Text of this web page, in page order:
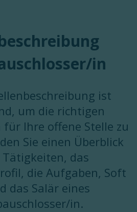
in
ist
um die richtigen
Ihre offene Stelle zu
Sie einen Überblick
Tätigkeiten, das
die Aufgaben, Soft
das Salär eines
in.